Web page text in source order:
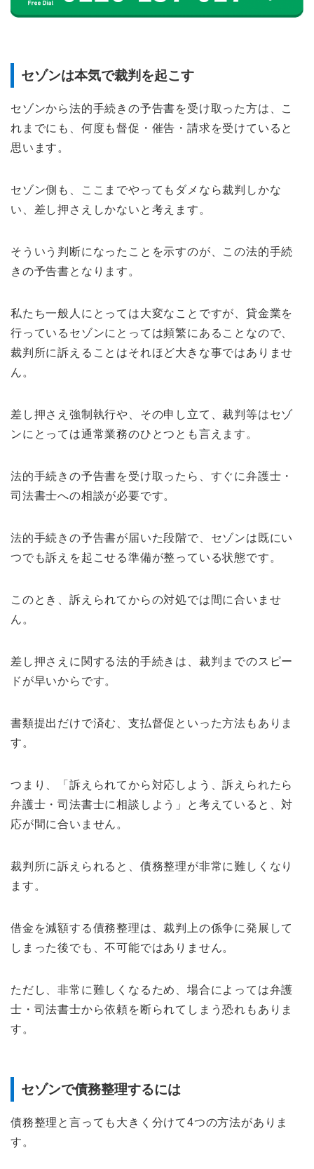
セゾンは本気で裁判を起こす
セゾンから法的手続きの予告書を受け取った方は、こ
れまでにも、何度も督促・催告・請求を受けていると
思います。
セゾン側も、ここまでやってもダメなら裁判しかな
い、差し押さえしかないと考えます。
そういう判断になったことを示すのが、この法的手続
きの予告書となります。
私たち一般人にとっては大変なことですが、貸金業を
行っているセゾンにとっては頻繁にあることなので、
裁判所に訴えることはそれほど大きな事ではありませ
ん。
差し押さえ強制執行や、その申し立て、裁判等はセゾ
ンにとっては通常業務のひとつとも言えます。
法的手続きの予告書を受け取ったら、すぐに弁護士・
司法書士への相談が必要です。
法的手続きの予告書が届いた段階で、セゾンは既にい
つでも訴えを起こせる準備が整っている状態です。
このとき、訴えられてからの対処では間に合いませ
ん。
差し押さえに関する法的手続きは、裁判までのスピー
ドが早いからです。
書類提出だけで済む、支払督促といった方法もありま
す。
つまり、「訴えられてから対応しよう、訴えられたら
弁護士・司法書士に相談しよう」と考えていると、対
応が間に合いません。
裁判所に訴えられると、債務整理が非常に難しくなり
ます。
借金を減額する債務整理は、裁判上の係争に発展して
しまった後でも、不可能ではありません。
ただし、非常に難しくなるため、場合によっては弁護
士・司法書士から依頼を断られてしまう恐れもありま
す。
セゾンで債務整理するには
債務整理と言っても大きく分けて4つの方法がありま
す。